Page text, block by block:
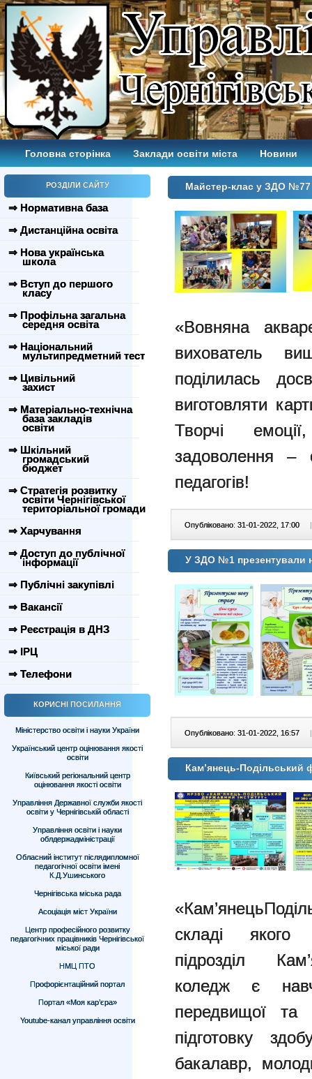
Головна сторінка Заклади освіти міста Новини
РОЗДІЛИ САЙТУ
⇒ Нормативна база
⇒ Дистанційна освіта
⇒ Нова українська
школа
⇒ Вступ до першого
класу
⇒ Профільна загальна
середня освіта
⇒ Національний
мультипредметний тест
⇒ Цивільний
захист
⇒ Матеріально-технічна
база закладів
освіти
⇒ Шкільний
громадський
бюджет
⇒ Стратегія розвитку
освіти Чернігівської
територіальної громади
⇒ Харчування
⇒ Доступ до публічної
інформації
⇒ Публічні закупівлі
⇒ Вакансії
⇒ Реєстрація в ДНЗ
⇒ ІРЦ
⇒ Телефони
КОРИСНІ ПОСИЛАННЯ
Міністерство освіти і науки України
Український центр оцінювання якості
освіти
Київський регіональний центр
оцінювання якості освіти
Управління Державної служби якості
освіти у Чернігівській області
Управління освіти і науки
облдержадміністрації
Обласний інститут післядипломної
педагогічної освіти імені
К.Д.Ушинського
Чернігівська міська рада
Асоціація міст України
Центр професійного розвитку
педагогічних працівників Чернігівської
міської ради
НМЦ ПТО
Профорієнтаційний портал
Портал «Моя кар’єра»
Youtube-канал управління освіти
Майстер-клас у ЗДО №77
«Вовняна
вихователь
поділилась
виготовляти
Творчі
задоволення –
педагогів!
Опубліковано: 31-01-2022, 17:00 |
У ЗДО №1 презентували
Опубліковано: 31-01-2022, 16:57 |
Кам’янець-Подільський
складі якого
підрозділ
коледж є
передвищої та
підготовку
бакалавр,